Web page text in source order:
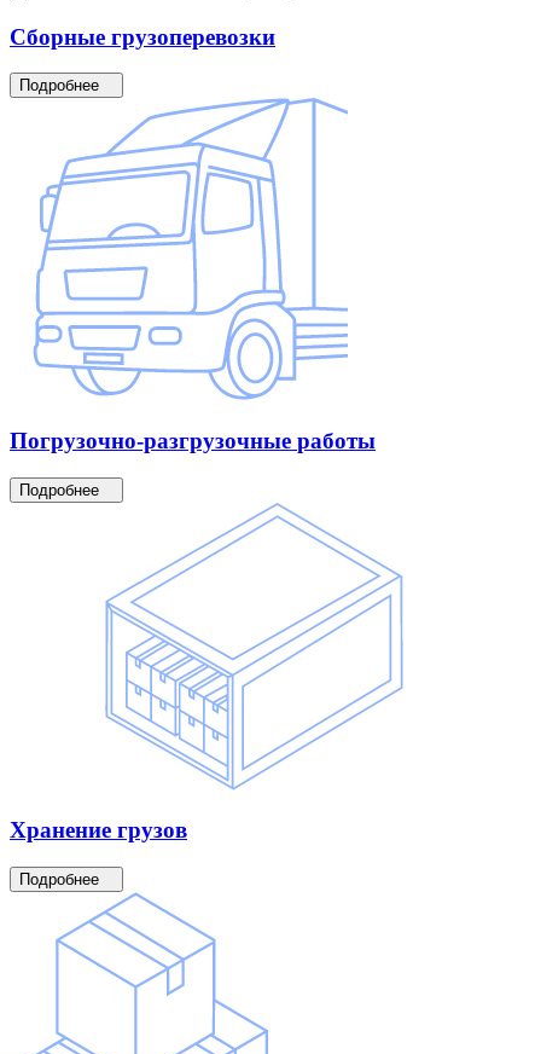
Сборные грузоперевозки
Подробнее
Погрузочно-разгрузочные работы
Подробнее
Хранение грузов
Подробнее